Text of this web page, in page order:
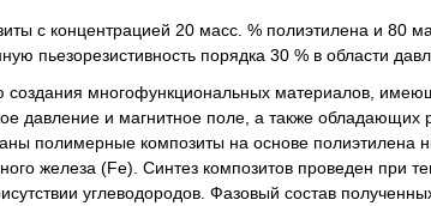
многофункциональных материалов,
давление и магнитное поле, а также
полимерные композиты на основе полиэтилена
железа (Fe). Синтез композитов проведен при
углеводородов. Фазовый состав